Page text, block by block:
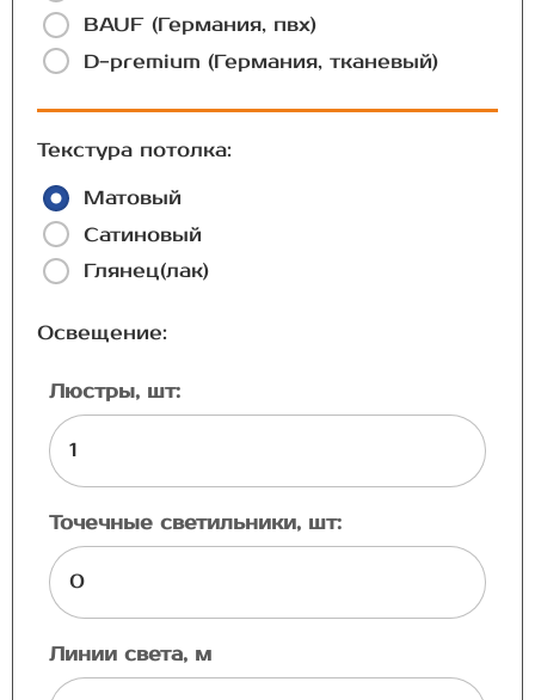
BAUF (Германия, пвх)
D-premium (Германия, тканевый)
Текстура потолка:
Матовый
Сатиновый
Глянец(лак)
Освещение:
Люстры, шт:
Точечные светильники, шт:
Линии света, м